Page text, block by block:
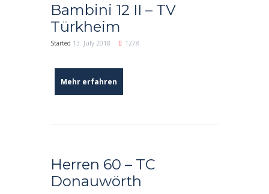
Bambini 12 II – TV
Türkheim
Started 13. July 2018 1278
Mehr erfahren
Herren 60 – TC
Donauwörth